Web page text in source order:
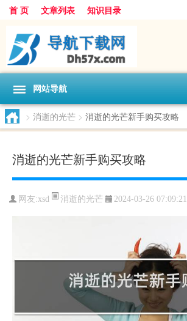
首 页 文章列表 知识目录
网站导航
> 消逝的光芒 > 消逝的光芒新手购买攻略
消逝的光芒新手购买攻略
网友:xsd 消逝的光芒 2024-03-26 07:09:21